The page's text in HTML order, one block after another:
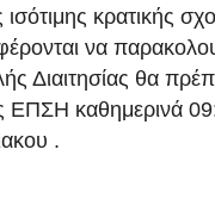
κρατικής
να
Διαιτησίας θα
ΕΠΣΗ καθημερινά
.